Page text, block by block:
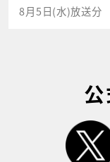
8月5日(水)放送分